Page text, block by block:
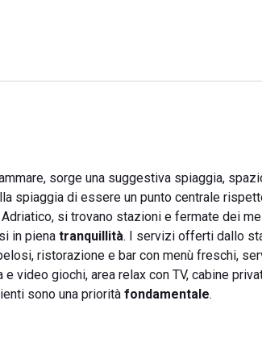
sorge una suggestiva spiaggia,
spiaggia di essere un punto centrale
si trovano stazioni e fermate dei
in piena tranquillità. I servizi offerti dallo
ristorazione e bar con menù freschi,
video giochi, area relax con TV, cabine
sono una priorità fondamentale.